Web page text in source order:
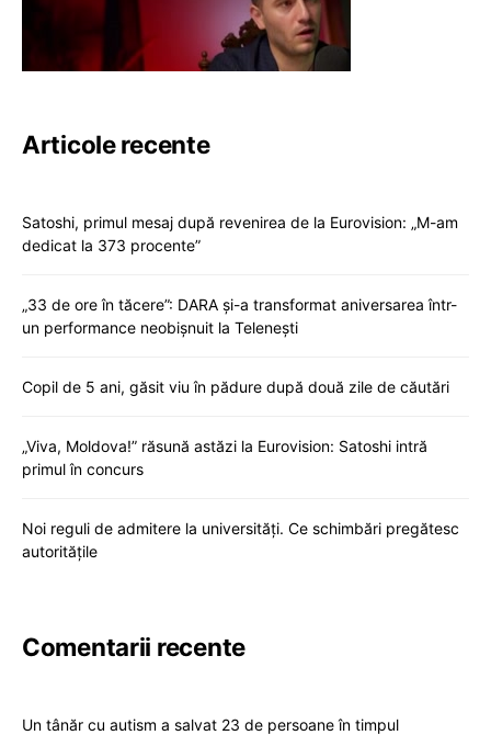
Articole recente
Satoshi, primul mesaj după revenirea de la Eurovision: „M-am
dedicat la 373 procente”
„33 de ore în tăcere”: DARA și-a transformat aniversarea într-
un performance neobișnuit la Telenești
Copil de 5 ani, găsit viu în pădure după două zile de căutări
„Viva, Moldova!” răsună astăzi la Eurovision: Satoshi intră
primul în concurs
Noi reguli de admitere la universități. Ce schimbări pregătesc
autoritățile
Comentarii recente
Un tânăr cu autism a salvat 23 de persoane în timpul